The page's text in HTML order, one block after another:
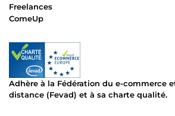
Freelances
ComeUp
Adhère à la Fédération du e-commerce
distance (Fevad) et à sa charte qualité.